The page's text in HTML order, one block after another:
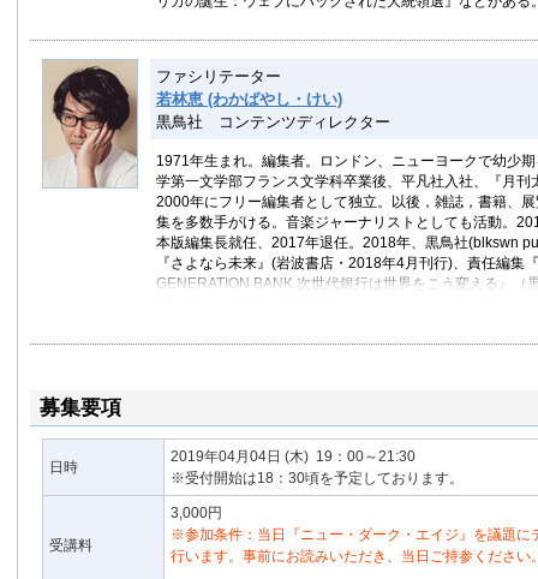
ファシリテーター
若林恵 (わかばやし・けい)
黒鳥社 コンテンツディレクター
1971年生まれ。編集者。ロンドン、ニューヨークで幼少
学第一文学部フランス文学科卒業後、平凡社入社、『月刊
2000年にフリー編集者として独立。以後，雑誌，書籍、
集を多数手がける。音楽ジャーナリストとしても活動。
本版編集長就任、2017年退任。2018年、黒鳥社(blkswn
『さよなら未来』(岩波書店・2018年4月刊行)、責任編集
GENERATION BANK 次世代銀行は世界をこう変える』（
募集要項
日時
2019年04月04日 (木) 19：00～21:30
※受付開始は18：30頃を予定しております。
受講料
3,000円
※参加条件：当日『ニュー・ダーク・エイジ』を議題に
行います。事前にお読みいただき、当日ご持参ください